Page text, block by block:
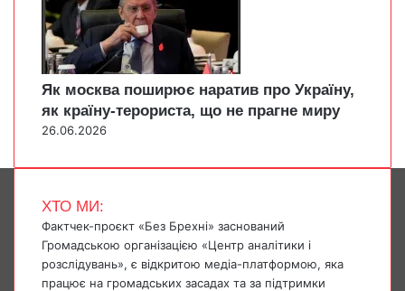
Як москва поширює наратив про Україну,
як країну-терориста, що не прагне миру
26.06.2026
ХТО МИ:
Фактчек-проєкт «Без Брехні» заснований
Громадською організацією «Центр аналітики і
розслідувань», є відкритою медіа-платформою, яка
працює на громадських засадах та за підтримки